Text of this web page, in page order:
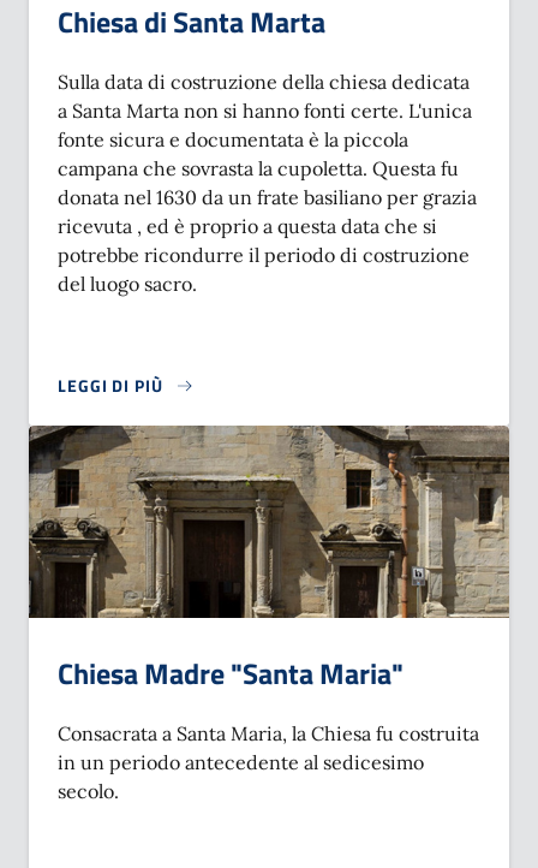
Chiesa di Santa Marta
Sulla data di costruzione della chiesa dedicata
a Santa Marta non si hanno fonti certe. L'unica
fonte sicura e documentata è la piccola
campana che sovrasta la cupoletta. Questa fu
donata nel 1630 da un frate basiliano per grazia
ricevuta , ed è proprio a questa data che si
potrebbe ricondurre il periodo di costruzione
del luogo sacro.
LEGGI DI PIÙ
SU CHIESA DI SANTA MARTA
Chiesa Madre "Santa Maria"
Consacrata a Santa Maria, la Chiesa fu costruita
in un periodo antecedente al sedicesimo
secolo.